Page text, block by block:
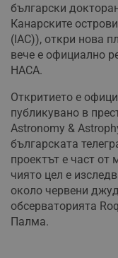
български
Канарските
(IAC)), откри нова
вече е официално
НАСА.
Откритието е
публикувано в
Astronomy &
българската
проектът е част от
чиято цел е
около червени
обсерваторията
Палма.